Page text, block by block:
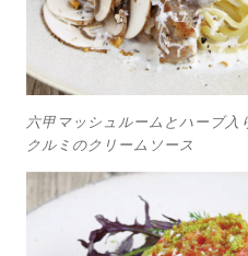
六甲マッシュルームとハーブ入
クルミのクリームソース